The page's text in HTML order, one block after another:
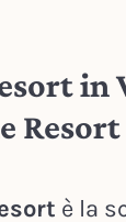
in
Resort
è la